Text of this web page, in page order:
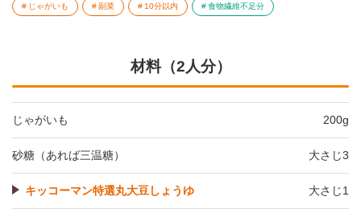
じゃがいも 副菜 10分以内 食物繊維不足分
材料（2人分）
じゃがいも 200g
砂糖（あれば三温糖） 大さじ3
キッコーマン特選丸大豆しょうゆ 大さじ1